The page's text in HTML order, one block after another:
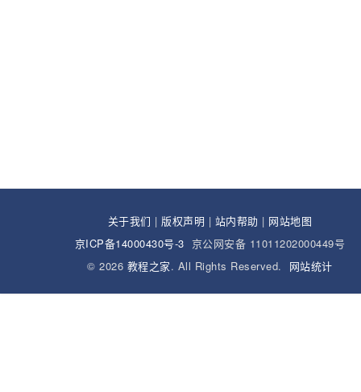
关于我们 | 版权声明 | 站内帮助 | 网站地图
京ICP备14000430号-3 京公网安备 11011202000449号
© 2026 教程之家. All Rights Reserved. 网站统计